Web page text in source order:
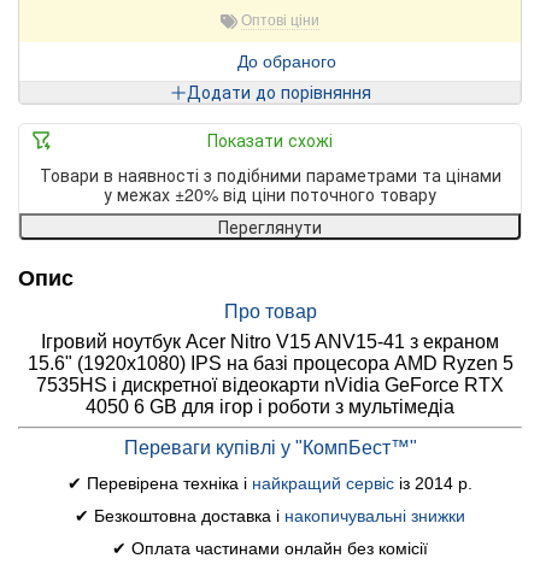
Оптові ціни
До обраного
Додати до порівняння
Показати схожі
Товари в наявності з подібними параметрами та цінами
у межах ±20% від ціни поточного товару
Переглянути
Опис
Про товар
Ігровий ноутбук Acer Nitro V15 ANV15-41 з екраном
15.6" (1920x1080) IPS на базі процесора AMD Ryzen 5
7535HS і дискретної відеокарти nVidia GeForce RTX
4050 6 GB для ігор і роботи з мультімедіа
Переваги купівлі у "КомпБест™"
✔ Перевірена техніка і найкращий сервіс із 2014 р.
✔ Безкоштовна доставка і накопичувальні знижки
✔ Оплата частинами онлайн без комісії